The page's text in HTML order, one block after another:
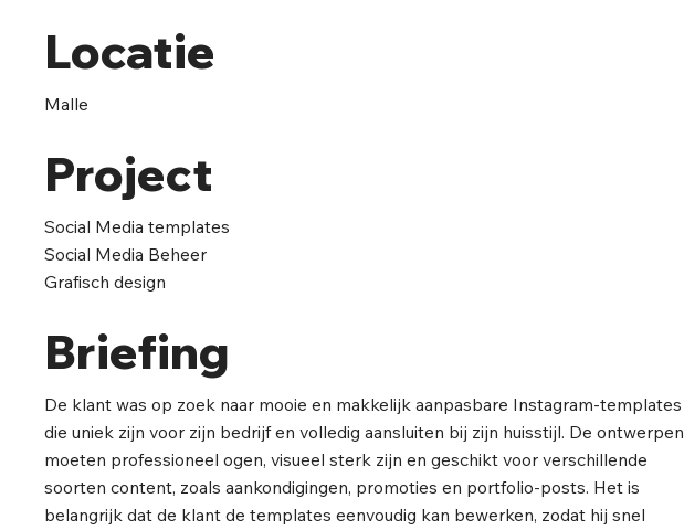
Locatie
Malle
Project
Social Media templates
Social Media Beheer
Grafisch design
Briefing
De klant was op zoek naar mooie en makkelijk aanpasbare Instagram-templates
die uniek zijn voor zijn bedrijf en volledig aansluiten bij zijn huisstijl. De ontwerpen
moeten professioneel ogen, visueel sterk zijn en geschikt voor verschillende
soorten content, zoals aankondigingen, promoties en portfolio-posts. Het is
belangrijk dat de klant de templates eenvoudig kan bewerken, zodat hij snel